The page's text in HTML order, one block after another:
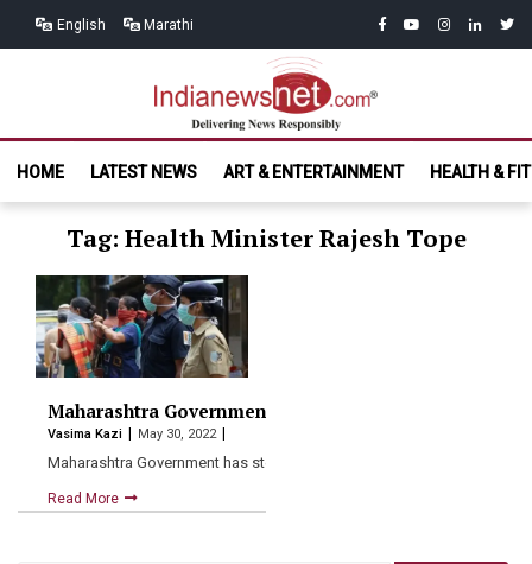
English Marathi facebook
youtubeinstagram
linkedin
India News
Net.com
HOME
LATEST NEWS ART & ENTERTAINMENT HEALTH &
Tag: Health Minister Rajesh Tope
Maharashtra Government asks people to put on
Vasima Kazi May 30, 2022
Maharashtra Government has stepped up testing amid the rise in…
Read More